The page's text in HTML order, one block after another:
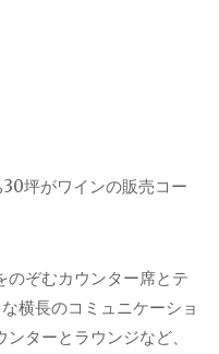
坪がワインの販売コー
のぞむカウンター席とテ
横長のコミュニケーショ
ターとラウンジなど、